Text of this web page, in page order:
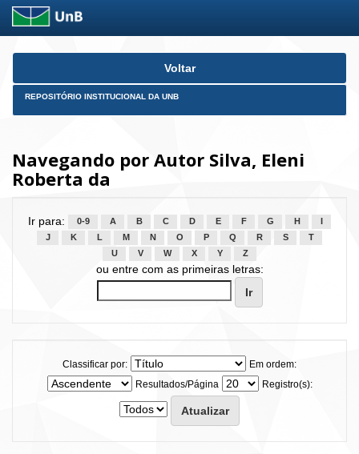
Skip
Voltar
REPOSITÓRIO INSTITUCIONAL DA UNB
Navegando por Autor Silva, Eleni
Roberta da
Ir para: 0-9 A B C D E F G H
J
K L M N O P Q R S
T
U
V W X Y Z
ou entre com as primeiras letras:
Classificar por:
Em ordem:
Resultados/Página
Registro(s):